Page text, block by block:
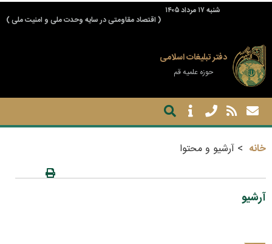
شنبه ۱۷ مرداد ۱۴۰۵
( اقتصاد مقاومتی در سایه وحدت ملی و امنیت ملی )
دفتر تبلیغات اسلامی
حوزه علمیه قم
خانه آرشیو و محتوا
آرشیو